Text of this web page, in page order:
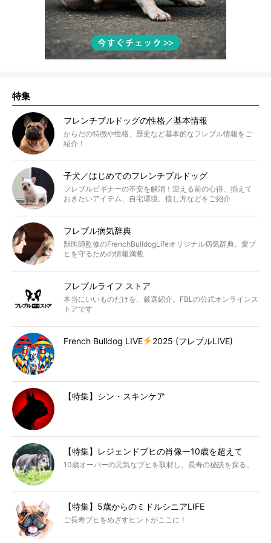
特集
フレンチブルドッグの性格／基本情報
からだの特徴や性格、歴史など基本的なフレブル情報をご
紹介！
子犬／はじめてのフレンチブルドッグ
フレブルビギナーの不安を解消！迎える前の心得、揃えて
おきたいアイテム、自宅環境、接し方などをご紹介
フレブル病気辞典
獣医師監修のFrenchBulldogLifeオリジナル病気辞典。愛ブ
ヒを守るための情報満載
フレブルライフ ストア
本当にいいものだけを、厳選紹介。FBLの公式オンラインス
トアです
French Bulldog LIVE 2025 (フレブルLIVE)
【特集】シン・スキンケア
【特集】レジェンドブヒの肖像ー10歳を超えて
10歳オーバーの元気なブヒを取材し、長寿の秘訣を探る。
【特集】5歳からのミドルシニアLIFE
ご長寿ブヒをめざすヒントがここに！